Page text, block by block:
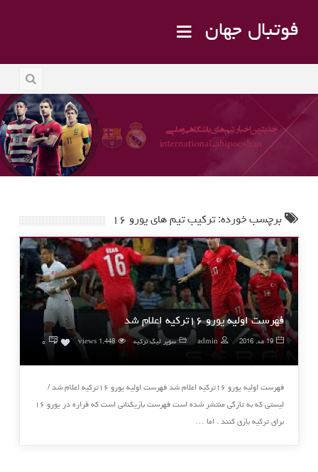
فوتبال جهان
برچسب خورده: ترکیب تیم های یورو ۱۶
فهرست اولیه یورو ۱۶ترکیه اعلام شد
19 مه, 2016 admin سوپر لیگ ترکیه 1,448 views
0 ۰
فهرست اولیه یورو ۱۶ترکیه اعلام شد فهرست اولیه یورو ۱۶ترکیه اعلام شد /
لیستی که به تازگی منتشر شده است فهرست بازیکنانی است که قراره در یورو ۱۶
برای ترکیه بازی کنند . اما …